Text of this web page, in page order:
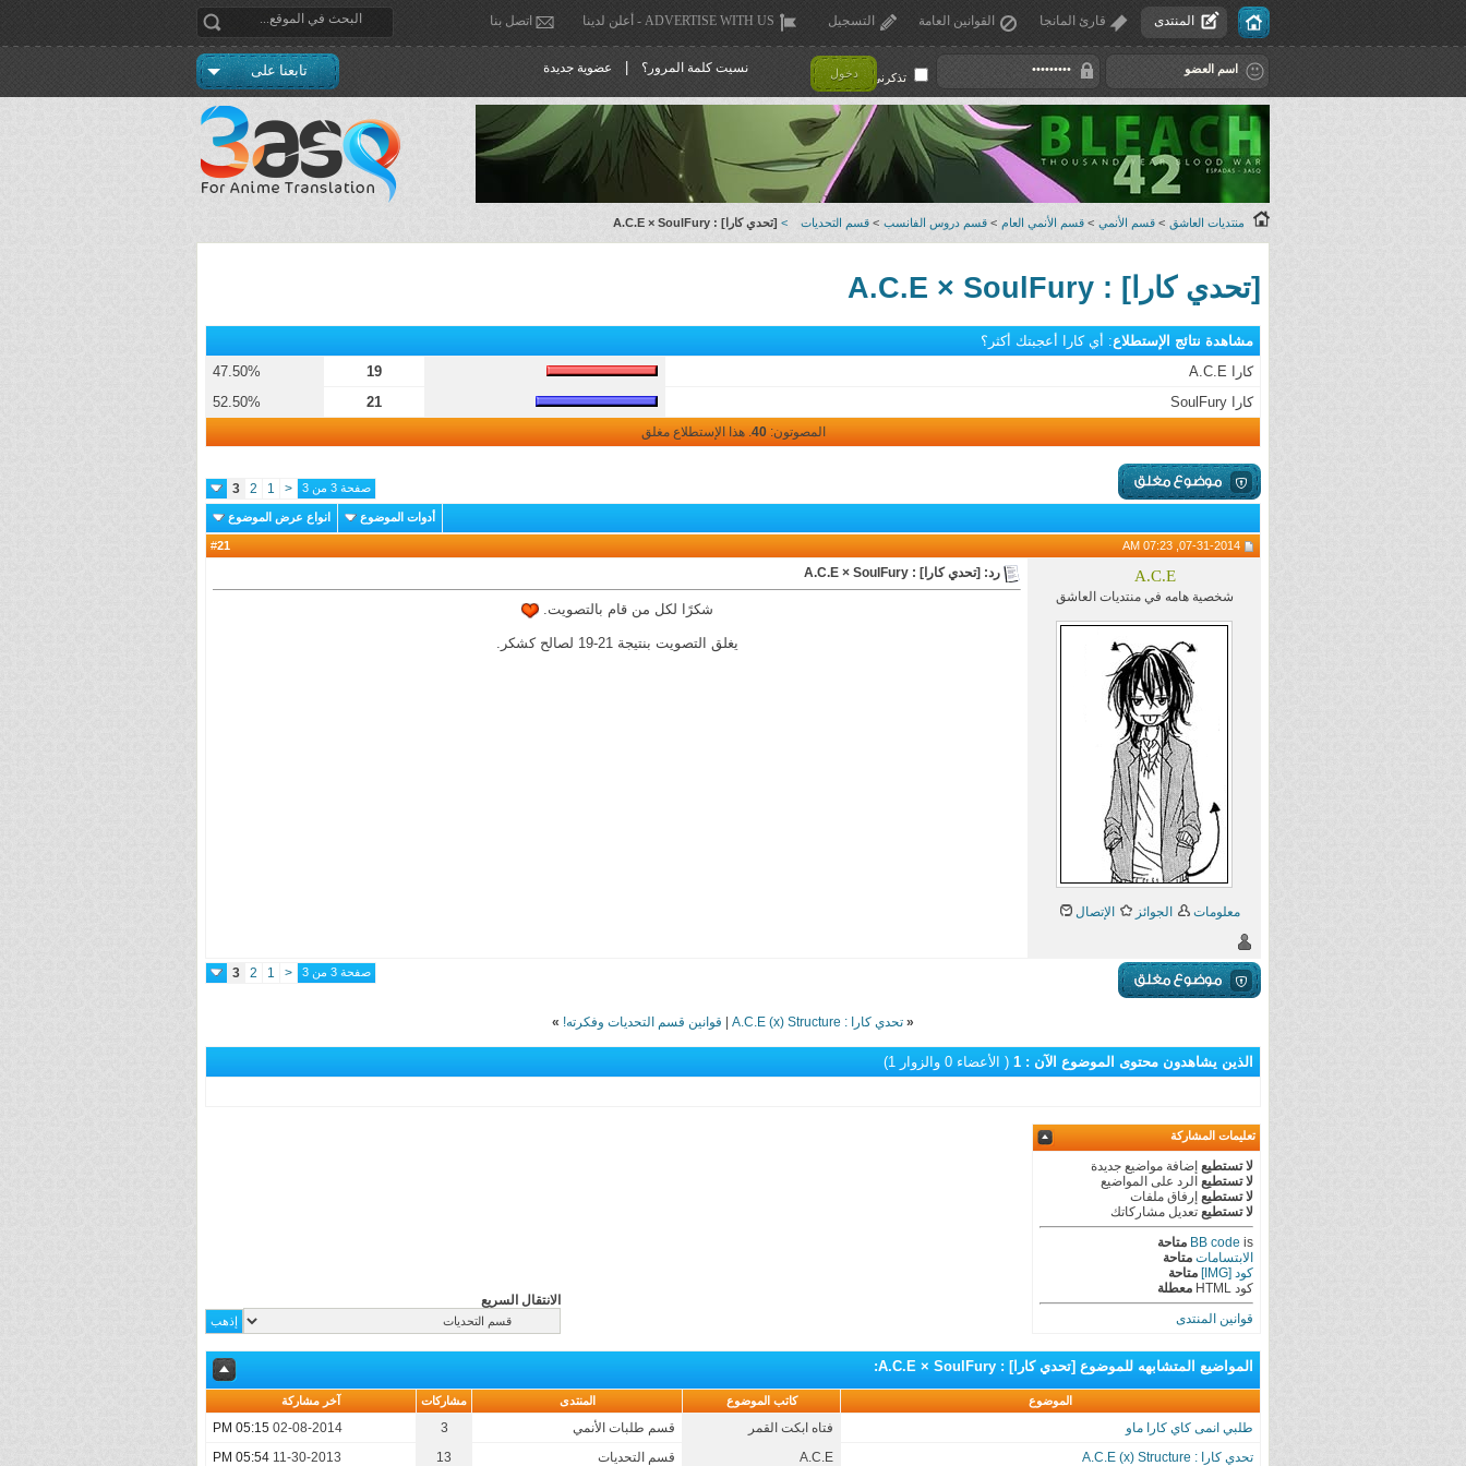
المنتدى قارئ المانجا القوانين العامة التسجيل ADVERTISE WITH US - أعلن لدينا اتصل بنا
تذكرني ! دخول نسيت كلمة المرور؟ عضوية جديدة تابعنا على
منتديات العاشق > قسم الأنمي > قسم الأنمي العام > قسم دروس الفانسب > قسم التحديات > [تحدي كارا] : A.C.E × SoulFury
[تحدي كارا] : A.C.E × SoulFury
مشاهدة نتائج الإستطلاع: أي كارا أعجبتك أكثر؟
كارا A.C.E
19
47.50%
كارا SoulFury
21
52.50%
المصوتون:40 . هذا الإستطلاع مغلق
صفحة 3 من 3 <
1
2
3
أدوات الموضوع انواع عرض الموضوع
21
A.C.E
شخصية هامه في منتديات العاشق
معلومات الجوائز الإتصال
رد: [تحدي كارا] : A.C.E × SoulFury
شكرًا لكل من قام بالتصويت.
يغلق التصويت بنتيجة 21-19 لصالح كشكر.
صفحة 3 من 3 <
1
2
3
« تحدي كارا : A.C.E (x) Structure | قوانين قسم التحديات وفكرته! »
الذين يشاهدون محتوى الموضوع الآن : 1 ( الأعضاء 0 والزوار 1)
تعليمات المشاركة
لا تستطيع إضافة مواضيع جديدة
لا تستطيع الرد على المواضيع
لا تستطيع إرفاق ملفات
لا تستطيع تعديل مشاركاتك
BB code is
متاحة
الابتسامات متاحة
كود [IMG]
متاحة
كود HTML
معطلة
قوانين المنتدى
الانتقال السريع
المواضيع المتشابهه للموضوع [تحدي كارا] : A.C.E × SoulFury :
الموضوع كاتب الموضوع المنتدى مشاركات آخر مشاركة
طلبي انمى كاي كارا ماو فتاه ابكت القمر قسم طلبات الأنمي 3
02-08-2014
05:15 PM
تحدي كارا : A.C.E (x) Structure
A.C.E قسم التحديات 13
11-30-2013
05:54 PM